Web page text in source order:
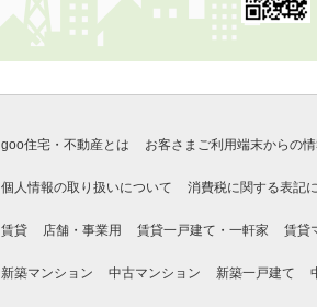
goo住宅・不動産とは お客さまご利用端末からの
個人情報の取り扱いについて 消費税に関する表記
賃貸 店舗・事業用 賃貸一戸建て・一軒家 賃貸
新築マンション 中古マンション 新築一戸建て